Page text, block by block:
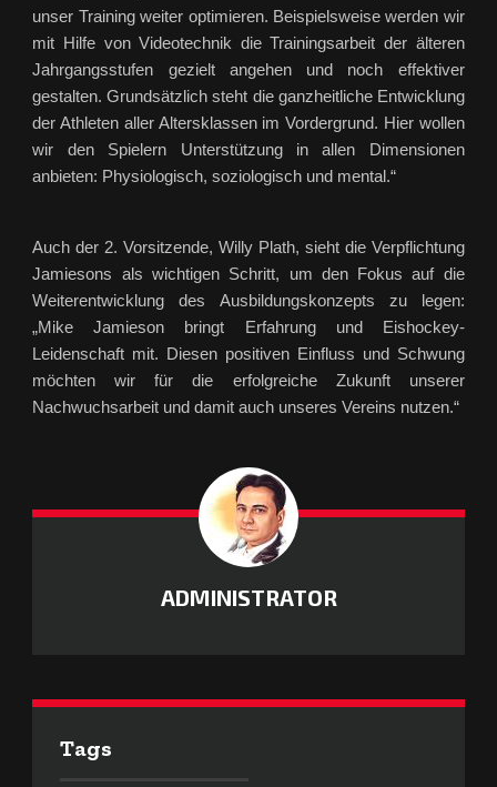
unser Training weiter optimieren. Beispielsweise werden wir
mit Hilfe von Videotechnik die Trainingsarbeit der älteren
Jahrgangsstufen gezielt angehen und noch effektiver
gestalten. Grundsätzlich steht die ganzheitliche Entwicklung
der Athleten aller Altersklassen im Vordergrund. Hier wollen
wir den Spielern Unterstützung in allen Dimensionen
anbieten: Physiologisch, soziologisch und mental.“
Auch der 2. Vorsitzende, Willy Plath, sieht die Verpflichtung
Jamiesons als wichtigen Schritt, um den Fokus auf die
Weiterentwicklung des Ausbildungskonzepts zu legen:
„Mike Jamieson bringt Erfahrung und Eishockey-
Leidenschaft mit. Diesen positiven Einfluss und Schwung
möchten wir für die erfolgreiche Zukunft unserer
Nachwuchsarbeit und damit auch unseres Vereins nutzen.“
ADMINISTRATOR
Tags